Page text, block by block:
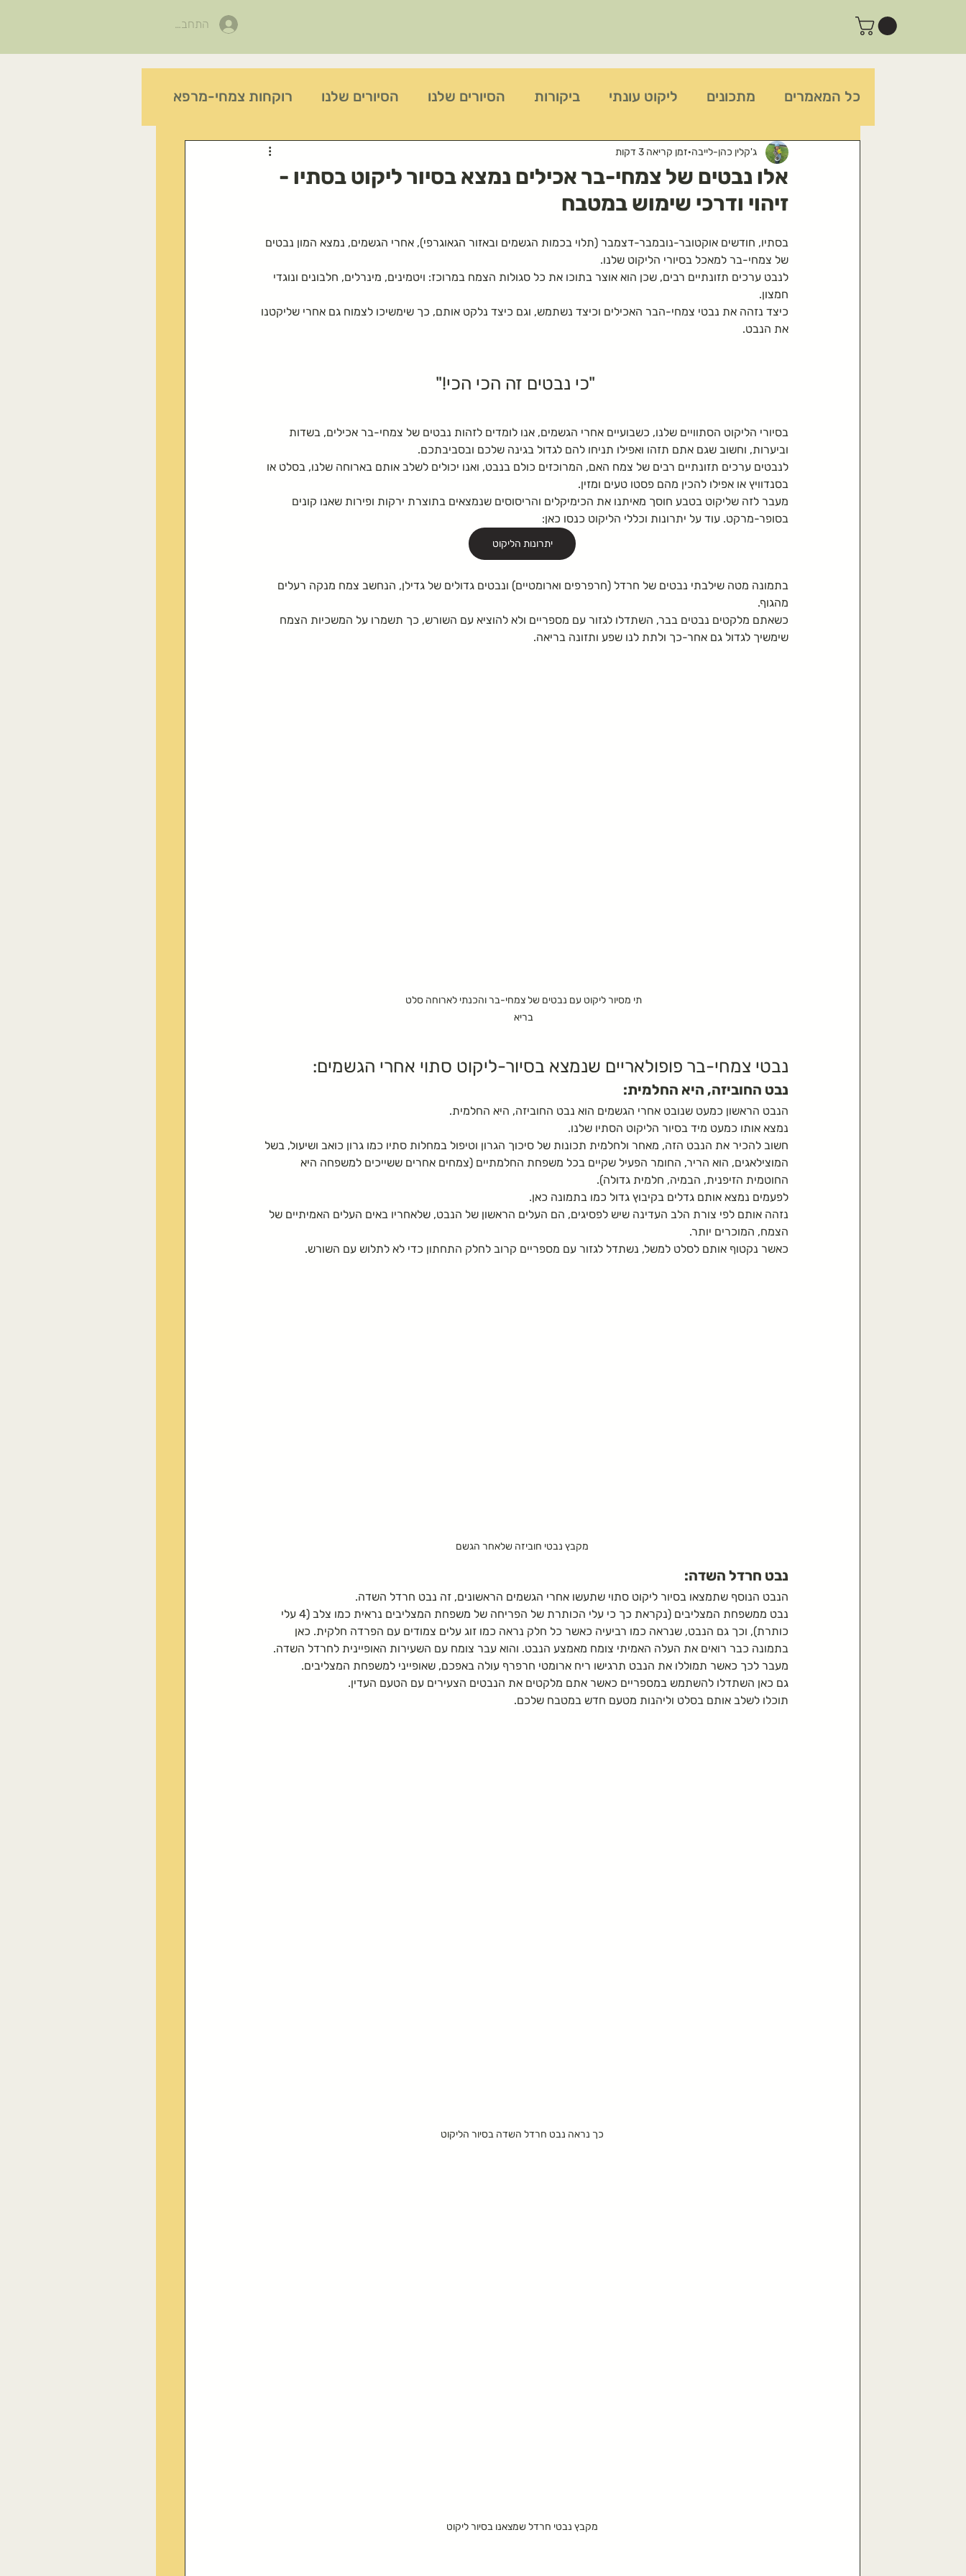
התחבר
כל המאמרים מתכונים ליקוט עונתי ביקורות הסיורים שלנו הסיורים שלנו רוקחות צמחי-מרפא
צמחי תרופות-סבתא צמחים לשינה טובה ולרוגע פעילות-טו-בשבט
צמחים מנקי-רעלים פעילות לטו בשבט
מומלצים בדף הבית תות-עץ צלף קוצני מתכון לצלפים כבושים בקלות כיצד לזהות צלף קוצני
התססה טיפול במערכת הנשימה
צמחים לטיפול בעור צמחים בקורס ליקוט שלנו
צמחים לחליטה
אלו נבטים של צמחי-בר אכילים נמצא בסיור ליקוט בסתיו -
זיהוי ודרכי שימוש במטבח
ג'קלין כהן-לייבה זמן קריאה 3 דקות
בסתיו, חודשים אוקטובר-נובמבר-דצמבר (תלוי בכמות הגשמים ובאזור הגאוגרפי), אחרי הגשמים, נמצא המון נבטים
של צמחי-בר למאכל בסיורי הליקוט שלנו.
לנבט ערכים תזונתיים רבים, שכן הוא אוצר בתוכו את כל סגולות הצמח במרוכז: ויטמינים, מינרלים, חלבונים ונוגדי
חמצון.
כיצד נזהה את נבטי צמחי-הבר האכילים וכיצד נשתמש, וגם כיצד נלקט אותם, כך שימשיכו לצמוח גם אחרי שליקטנו
את הנבט.
"כי נבטים זה הכי הכי!"
בסיורי הליקוט הסתוויים שלנו, כשבועיים אחרי הגשמים, אנו לומדים לזהות נבטים של צמחי-בר אכילים, בשדות
וביערות, וחשוב שגם אתם תזהו ואפילו תניחו להם לגדול בגינה שלכם ובסביבתכם.
לנבטים ערכים תזונתיים רבים של צמח האם, המרוכזים כולם בנבט, ואנו יכולים לשלב אותם בארוחה שלנו, בסלט או
בסנדוויץ או אפילו להכין מהם פסטו טעים ומזין.
מעבר לזה שליקוט בטבע חוסך מאיתנו את הכימיקלים והריסוסים שנמצאים בתוצרת ירקות ופירות שאנו קונים
בסופר-מרקט. עוד על יתרונות וכללי הליקוט כנסו כאן:
יתרונות הליקוט
בתמונה מטה שילבתי נבטים של חרדל (חרפרפים וארומטיים) ונבטים גדולים של גדילן, הנחשב צמח מנקה רעלים
מהגוף.
כשאתם מלקטים נבטים בבר, השתדלו לגזור עם מספריים ולא להוציא עם השורש, כך תשמרו על המשכיות הצמח
שימשיך לגדול גם אחר-כך ולתת לנו שפע ותזונה בריאה.
תי מסיור ליקוט עם נבטים של צמחי-בר והכנתי לארוחה סלט
בריא
נבטי צמחי-בר פופולאריים שנמצא בסיור-ליקוט סתוי אחרי הגשמים:
נבט החוביזה, היא החלמית:
הנבט הראשון כמעט שנובט אחרי הגשמים הוא נבט החוביזה, היא החלמית.
נמצא אותו כמעט מיד בסיור הליקוט הסתיו שלנו.
חשוב להכיר את הנבט הזה, מאחר ולחלמית תכונות של סיכוך הגרון וטיפול במחלות סתיו כמו גרון כואב ושיעול, בשל
המוצילאגים, הוא הריר, החומר הפעיל שקיים בכל משפחת החלמתיים (צמחים אחרים ששייכים למשפחה היא
החוטמית הזיפנית, הבמיה, חלמית גדולה).
לפעמים נמצא אותם גדלים בקיבוץ גדול כמו בתמונה כאן.
נזהה אותם לפי צורת הלב העדינה שיש לפסיגים, הם העלים הראשון של הנבט, שלאחריו באים העלים האמיתיים של
הצמח, המוכרים יותר.
כאשר נקטוף אותם לסלט למשל, נשתדל לגזור עם מספריים קרוב לחלק התחתון כדי לא לתלוש עם השורש.
מקבץ נבטי חוביזה שלאחר הגשם
נבט חרדל השדה:
הנבט הנוסף שתמצאו בסיור ליקוט סתוי שתעשו אחרי הגשמים הראשונים, זה נבט חרדל השדה.
נבט ממשפחת המצליבים (נקראת כך כי עלי הכותרת של הפריחה של משפחת המצליבים נראית כמו צלב (4 עלי
כותרת), וכך גם הנבט, שנראה כמו רביעיה כאשר כל חלק נראה כמו זוג עלים צמודים עם הפרדה חלקית. כאן
בתמונה כבר רואים את העלה האמיתי צומח מאמצע הנבט. והוא עבר צומח עם השעירות האופיינית לחרדל השדה.
מעבר לכך כאשר תמוללו את הנבט תרגישו ריח ארומטי חרפרף עולה באפכם, שאופייני למשפחת המצליבים.
גם כאן השתדלו להשתמש במספריים כאשר אתם מלקטים את הנבטים הצעירים עם הטעם העדין.
תוכלו לשלב אותם בסלט וליהנות מטעם חדש במטבח שלכם.
כך נראה נבט חרדל השדה בסיור הליקוט
מקבץ נבטי חרדל שמצאנו בסיור ליקוט